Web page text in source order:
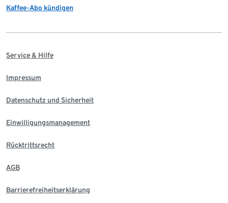
Kaffee-Abo kündigen
Service & Hilfe
Impressum
Datenschutz und Sicherheit
Einwilligungsmanagement
Rücktrittsrecht
AGB
Barrierefreiheitserklärung